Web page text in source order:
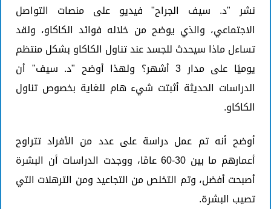
نشر "د. سيف الجراح" فيديو على منصات التواصل
الاجتماعي، والذي يوضح من خلاله فوائد الكاكاو، ولقد
تساءل ماذا سيحدث للجسد عند تناول الكاكاو بشكل منتظم
يوميًا على مدار 3 أشهر؟ ولهذا أوضح "د. سيف" أن
الدراسات الحديثة أثبتت شيء هام للغاية بخصوص تناول
الكاكاو.
أوضح أنه تم عمل دراسة على عدد من الأفراد تتراوح
أعمارهم ما بين 30-60 عامًا، ووجدت الدراسات أن البشرة
أصبحت أفضل، وتم التخلص من التجاعيد ومن الترهلات التي
تصيب البشرة.